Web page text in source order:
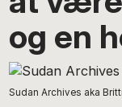
og en
Sudan Archives aka